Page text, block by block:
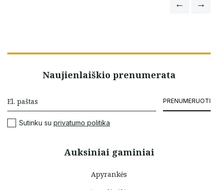
Auksiniai gaminiai
Apyrankės
Naujienlaiškio prenumerata
PRENUMERUOTI
Sutinku su privatumo politika